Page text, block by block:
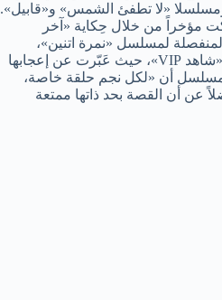
«لا تطفئ الشمس» و«قابيل».
مؤخراً من خلال حِكاية «آخر
لمسلسل «نمرة اتنين»،
والذي عُرض مؤخراً على منصة «شاهد VIP»، حيث عَبّرت عن إعجابها
أن «لكل نجم حلقة خاصة،
عن أن القصة بحد ذاتها ممتعة